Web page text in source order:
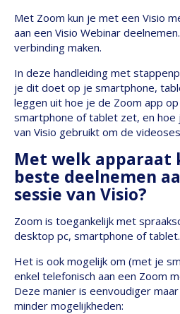
Met Zoom kun je met een Visio
aan een Visio Webinar
verbinding maken.
In deze handleiding met
je dit doet op je smartphone,
leggen uit hoe je de Zoom app
smartphone of tablet zet, en hoe
van Visio gebruikt om de
Met welk apparaat
beste deelnemen
sessie van Visio?
Zoom is toegankelijk met
desktop pc, smartphone of tablet.
Het is ook mogelijk om (met je
enkel telefonisch aan een Zoom
Deze manier is eenvoudiger
minder mogelijkheden: